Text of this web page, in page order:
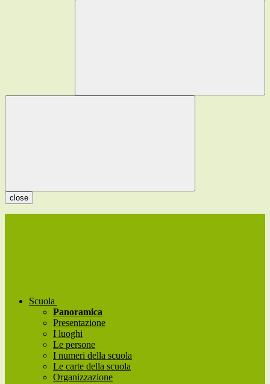
close
Scuola
Panoramica
Presentazione
I luoghi
Le persone
I numeri della scuola
Le carte della scuola
Organizzazione